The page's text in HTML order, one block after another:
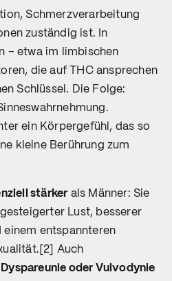
Schmerzverarbeitung
zuständig ist. In
– etwa im limbischen
die auf THC ansprechen
Schlüssel. Die Folge:
ein Körpergefühl, das so
kleine Berührung zum
stärkerals Männer: Sie
Lust, besserer
entspannteren
Auch
Dyspareunie oder Vulvodynie